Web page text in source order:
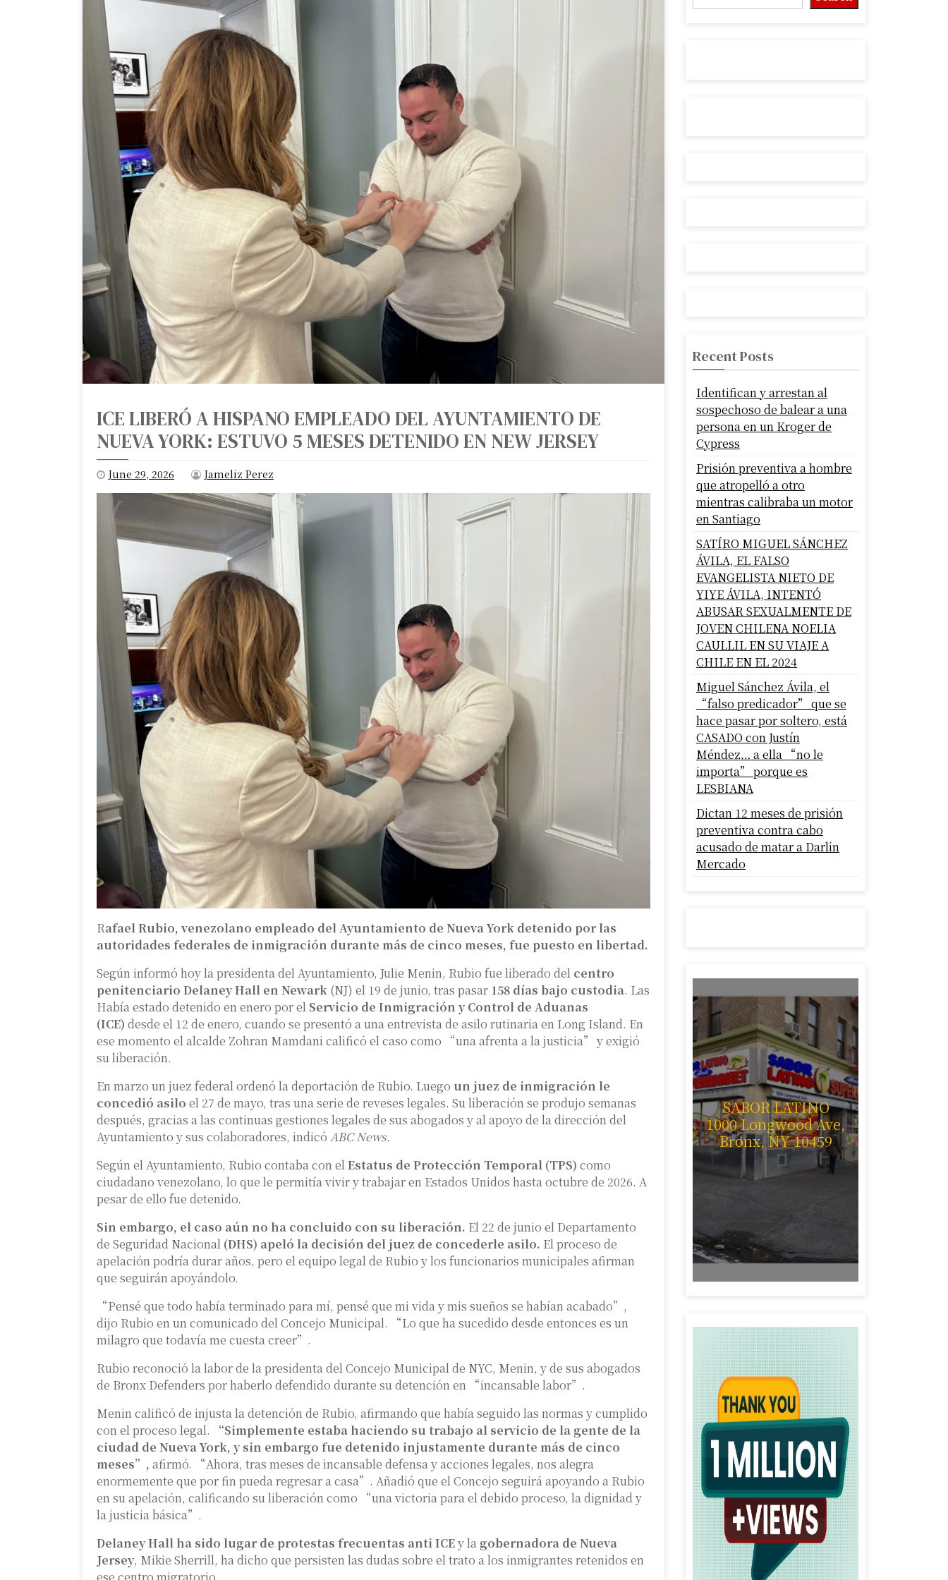
ICE LIBERÓ A HISPANO EMPLEADO DEL AYUNTAMIENTO DE
NUEVA YORK: ESTUVO 5 MESES DETENIDO EN NEW JERSEY
June 29, 2026 Jameliz Perez
Rafael Rubio, venezolano empleado del Ayuntamiento de Nueva York detenido por las
autoridades federales de inmigración durante más de cinco meses, fue puesto en libertad.
Según informó hoy la presidenta del Ayuntamiento, Julie Menin, Rubio fue liberado del centro
penitenciario Delaney Hall en Newark (NJ) el 19 de junio, tras pasar 158 días bajo custodia. Las
Había estado detenido en enero por el Servicio de Inmigración y Control de Aduanas
(ICE) desde el 12 de enero, cuando se presentó a una entrevista de asilo rutinaria en Long Island. En
ese momento el alcalde Zohran Mamdani calificó el caso como “una afrenta a la justicia” y exigió
su liberación.
En marzo un juez federal ordenó la deportación de Rubio. Luego un juez de inmigración le
concedió asilo el 27 de mayo, tras una serie de reveses legales. Su liberación se produjo semanas
después, gracias a las continuas gestiones legales de sus abogados y al apoyo de la dirección del
Ayuntamiento y sus colaboradores, indicó ABC News.
Según el Ayuntamiento, Rubio contaba con elEstatus de Protección Temporal (TPS) como
ciudadano venezolano, lo que le permitía vivir y trabajar en Estados Unidos hasta octubre de 2026. A
pesar de ello fue detenido.
Sin embargo, el caso aún no ha concluido con su liberación. El 22 de junio el Departamento
de Seguridad Nacional (DHS) apeló la decisión del juez de concederle asilo. El proceso de
apelación podría durar años, pero el equipo legal de Rubio y los funcionarios municipales afirman
que seguirán apoyándolo.
“Pensé que todo había terminado para mí, pensé que mi vida y mis sueños se habían acabado”,
dijo Rubio en un comunicado del Concejo Municipal. “Lo que ha sucedido desde entonces es un
milagro que todavía me cuesta creer”.
Rubio reconoció la labor de la presidenta del Concejo Municipal de NYC, Menin, y de sus abogados
de Bronx Defenders por haberlo defendido durante su detención en “incansable labor”.
Menin calificó de injusta la detención de Rubio, afirmando que había seguido las normas y cumplido
con el proceso legal.
“Simplemente estaba haciendo su trabajo al servicio de la gente de la
ciudad de Nueva York, y sin embargo fue detenido injustamente durante más de cinco
meses”, afirmó. “Ahora, tras meses de incansable defensa y acciones legales, nos alegra
enormemente que por fin pueda regresar a casa”. Añadió que el Concejo seguirá apoyando a Rubio
en su apelación, calificando su liberación como “una victoria para el debido proceso, la dignidad y
la justicia básica”.
Delaney Hall ha sido lugar de protestas frecuentas anti ICEy la gobernadora de Nueva
Jersey, Mikie Sherrill, ha dicho que persisten las dudas sobre el trato a los inmigrantes retenidos en
ese centro migratorio.
Recent Posts
Identifican y arrestan al
sospechoso de balear a una
persona en un Kroger de
Cypress
Prisión preventiva a hombre
que atropelló a otro
mientras calibraba un motor
en Santiago
SATÍRO MIGUEL SÁNCHEZ
ÁVILA, EL FALSO
EVANGELISTA NIETO DE
YIYE ÁVILA, INTENTÓ
ABUSAR SEXUALMENTE DE
JOVEN CHILENA NOELIA
CAULLIL EN SU VIAJE A
CHILE EN EL 2024
Miguel Sánchez Ávila, el
“falso predicador” que se
hace pasar por soltero, está
CASADO con Justín
Méndez… a ella “no le
importa” porque es
LESBIANA
Dictan 12 meses de prisión
preventiva contra cabo
acusado de matar a Darlin
Mercado
SABOR LATINO
1000 Longwood Ave,
Bronx, NY 10459